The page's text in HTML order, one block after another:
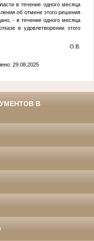
в течение одного месяца
об отмене этого решения
- в течение одного месяца
в удовлетворении этого
О.В.
29.08.2025
В